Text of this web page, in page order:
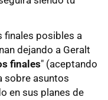
finales posibles a
dejando a Geralt
finales" (aceptando
sobre asuntos
en sus planes de